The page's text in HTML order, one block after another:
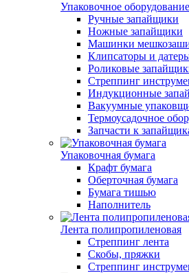
Упаковочное оборудование
Ручные запайщики
Ножные запайщики
Машинки
Клипсаторы и
Роликовые
Стреппинг
Индукционные
Вакуумные
Термоусадочное
Запчасти к
Упаковочная бумага
Крафт бумага
Оберточная бумага
Бумага тишью
Наполнитель
Лента полипропиленовая
Стреппинг лента
Скобы, пряжки
Стреппинг